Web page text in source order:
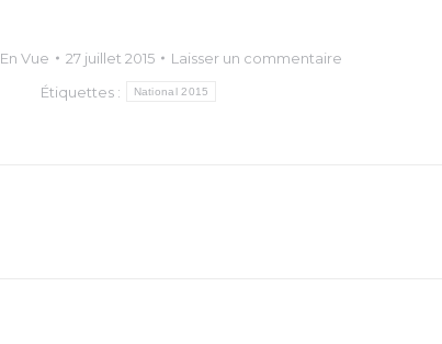
En Vue 27 juillet 2015
Laisser un commentaire
Étiquettes :
National 2015